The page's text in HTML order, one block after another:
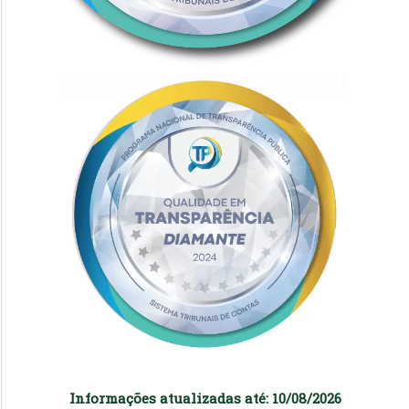
Informações atualizadas até: 10/08/2026